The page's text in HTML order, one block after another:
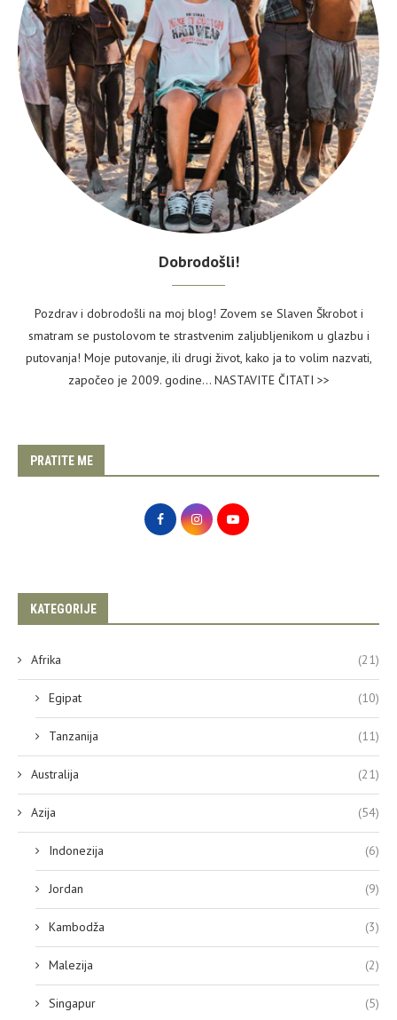
Dobrodošli!
Pozdrav i dobrodošli na moj blog! Zovem se Slaven Škrobot i
smatram se pustolovom te strastvenim zaljubljenikom u glazbu i
putovanja! Moje putovanje, ili drugi život, kako ja to volim nazvati,
započeo je 2009. godine... NASTAVITE ČITATI >>
PRATITE ME
KATEGORIJE
Afrika (21)
Egipat (10)
Tanzanija (11)
Australija (21)
Azija (54)
Indonezija (6)
Jordan (9)
Kambodža (3)
Malezija (2)
Singapur (5)